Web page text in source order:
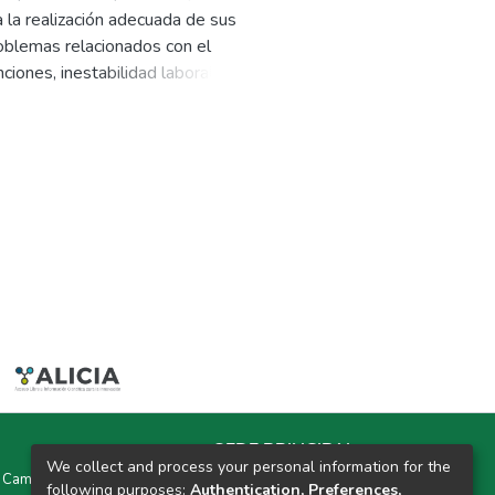
realización adecuada de sus
relacionados con el
inestabilidad laboral y mal
el nivel del control interno en
SEDE PRINCIPAL
Universitarios Colpa Matara y Colpa Huacariz
We collect and process your personal information for the
following purposes: Authentication, Preferences,